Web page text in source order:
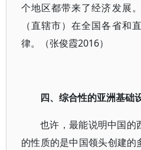
个地区都带来了经济发展
（直辖市）在全国各省和
律。（张俊霞2016）
四、综合性的亚洲基础
也许，最能说明中国的
的性质的是中国领头创建的